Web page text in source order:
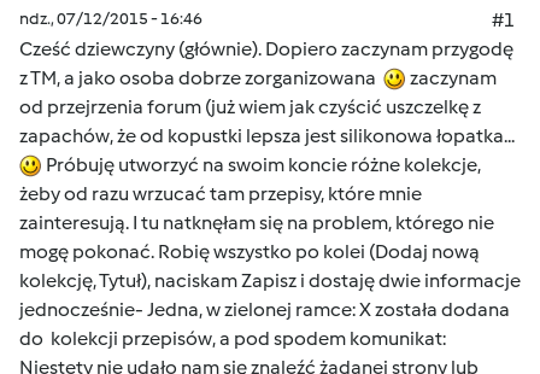
ndz., 07/12/2015 - 16:46
#1
Cześć dziewczyny (głównie). Dopiero zaczynam przygodę
z TM, a jako osoba dobrze zorganizowana
zaczynam
od przejrzenia forum (już wiem jak czyścić uszczelkę z
zapachów, że od kopustki lepsza jest silikonowa łopatka...
Próbuję utworzyć na swoim koncie różne kolekcje,
żeby od razu wrzucać tam przepisy, które mnie
zainteresują. I tu natknęłam się na problem, którego nie
mogę pokonać. Robię wszystko po kolei (Dodaj nową
kolekcję, Tytuł), naciskam Zapisz i dostaję dwie informacje
jednocześnie- Jedna, w zielonej ramce: X została dodana
do kolekcji przepisów, a pod spodem komunikat:
Niestety nie udało nam się znaleźć żądanej strony lub